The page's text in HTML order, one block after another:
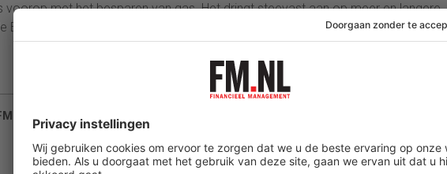
voorop met het besparen van gas. Het dringt steevast aan op meer en langere
EU-landen bespreken de voorgestelde verlenging maandag in Brussel.